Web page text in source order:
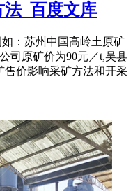
_百度文库
：苏州中国高岭土原矿
司原矿价为90元／t,吴县
售价影响采矿方法和开采